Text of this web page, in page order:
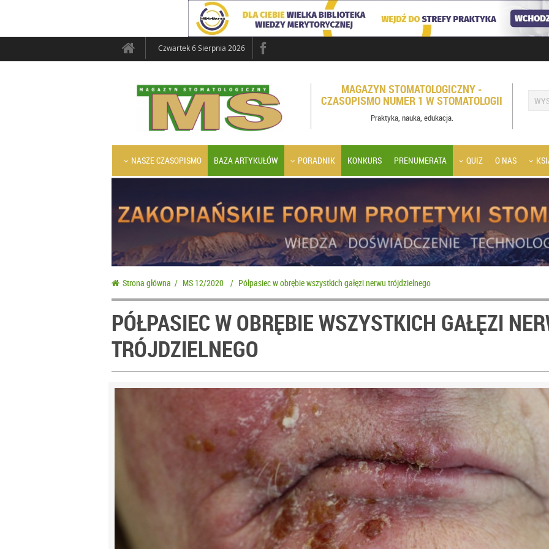
Czwartek 6 Sierpnia 2026
MAGAZYN STOMATOLOGICZNY -
CZASOPISMO NUMER 1 W STOMATOLOGII
Praktyka, nauka, edukacja.
NASZE CZASOPISMO BAZA ARTYKUŁÓW PORADNIK KONKURS PRENUMERATA QUIZ O NAS
Strona główna / MS 12/2020 / Półpasiec w obrębie wszystkich gałęzi nerwu trójdzielnego
PÓŁPASIEC W OBRĘBIE WSZYSTKICH GAŁĘZI
TRÓJDZIELNEGO